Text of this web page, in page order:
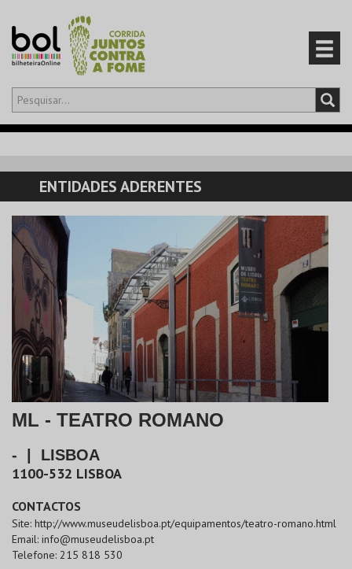
Olá,iniciar sessão
CARRINHO
EVENTOS
CARTÕES
PRODUTOS
ENTIDADES ADERENTES
ML - TEATRO ROMANO
- LISBOA
1100-532 LISBOA
CONTACTOS
Site: http://www.museudelisboa.pt/equipamentos/teatro-romano.html
Email: info@museudelisboa.pt
Telefone: 215 818 530